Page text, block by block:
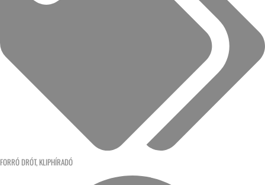
FORRÓ DRÓT, KLIPHÍRADÓ